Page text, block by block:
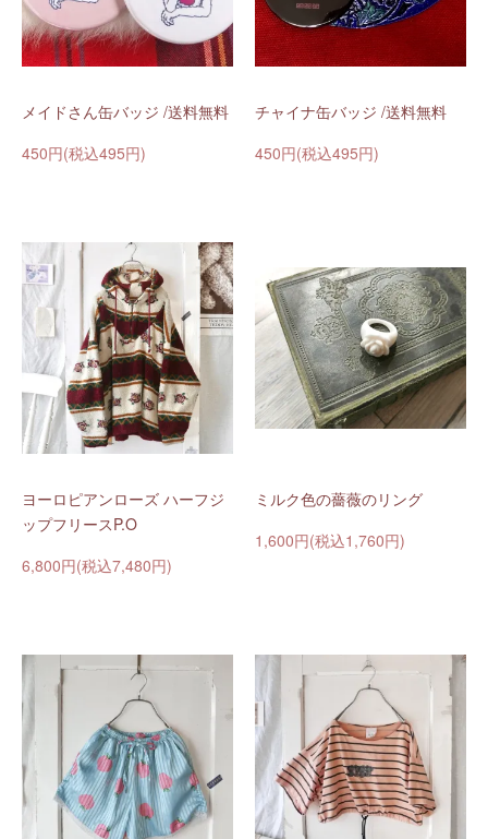
メイドさん缶バッジ /送料無料
450円(税込495円)
チャイナ缶バッジ /送料無料
450円(税込495円)
ヨーロピアンローズ ハーフジ
ップフリースP.O
6,800円(税込7,480円)
ミルク色の薔薇のリング
1,600円(税込1,760円)